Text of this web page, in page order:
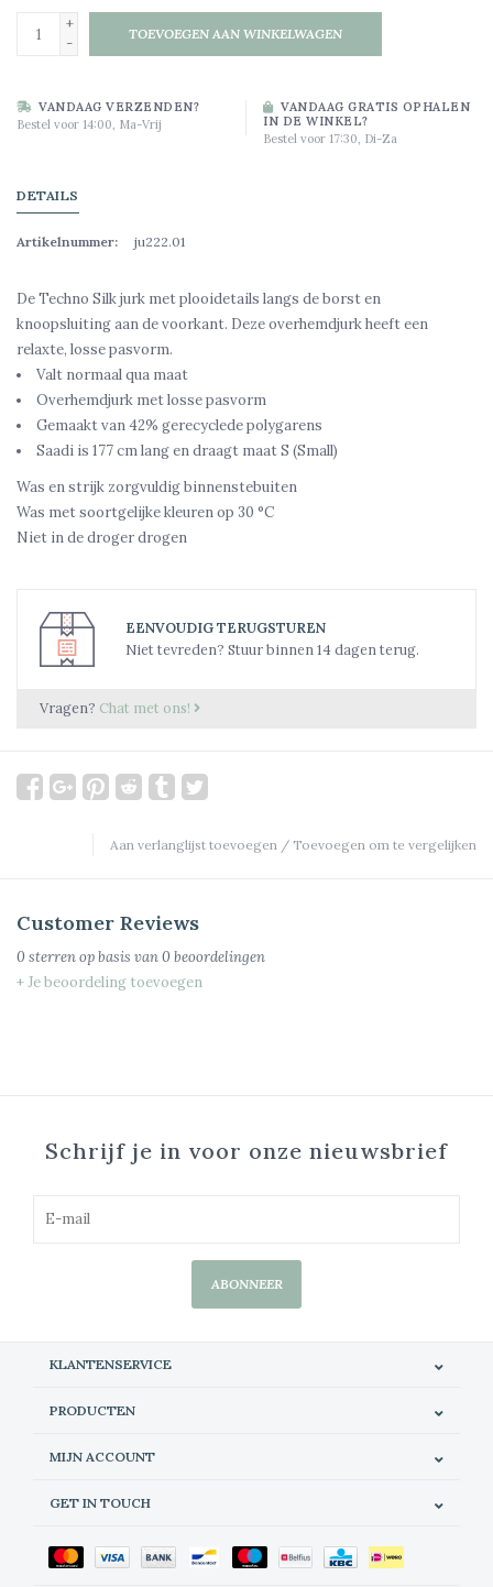
+
-
TOEVOEGEN AAN WINKELWAGEN
VANDAAG VERZENDEN?
Bestel voor 14:00, Ma-Vrij
VANDAAG GRATIS OPHALEN
IN DE WINKEL?
Bestel voor 17:30, Di-Za
DETAILS
Artikelnummer: ju222.01
De Techno Silk jurk met plooidetails langs de borst en
knoopsluiting aan de voorkant. Deze overhemdjurk heeft een
relaxte, losse pasvorm.
Valt normaal qua maat
Overhemdjurk met losse pasvorm
Gemaakt van 42% gerecyclede polygarens
Saadi is 177 cm lang en draagt maat S (Small)
Was en strijk zorgvuldig binnenstebuiten
Was met soortgelijke kleuren op 30 °C
Niet in de droger drogen
EENVOUDIG TERUGSTUREN
Niet tevreden? Stuur binnen 14 dagen terug.
Vragen? Chat met ons!
Aan verlanglijst toevoegen / Toevoegen om te vergelijken
Customer Reviews
0 sterren op basis van0 beoordelingen
+ Je beoordeling toevoegen
Schrijf je in voor onze nieuwsbrief
ABONNEER
KLANTENSERVICE
PRODUCTEN
MIJN ACCOUNT
GET IN TOUCH